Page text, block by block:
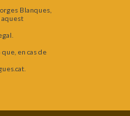
Blanques,
aquest
en cas de